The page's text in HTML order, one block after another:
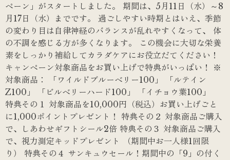
ペーン」がスタートしました。 期間は、5月11日（水）～8
月17日（水）までです。 過ごしやすい時期とはいえ、季節
の変わり目は自律神経のバランスが乱れやすくなって、 体
の不調を感じる方が多くなります。 この機会に大切な栄養
素をしっかり補給してカラダケアにお役立だてください！
キャンペーン対象商品をお買い上げで特典がいっぱい！ ※
対象商品： 「ワイルドブルーベリー100」 「ルテイン
Z100」 「ビルベリーハード100」 「イチョウ葉100」
特典その１ 対象商品を10,000円（税込）お買い上げごと
に1,000ポイントプレゼント！ 特典その２ 対象商品ご購入
で、しあわせギフトシール2倍 特典その３ 対象商品ご購入
で、視力測定キッドプレゼント （期間中お一人様1回限
り） 特典その４ サンキュウセール！期間中の「9」の付く